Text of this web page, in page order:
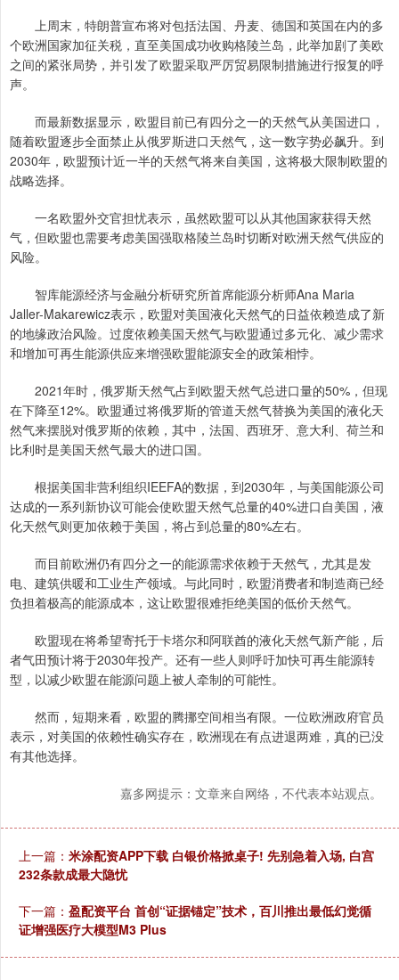
上周末，特朗普宣布将对包括法国、丹麦、德国和英国在内的多
个欧洲国家加征关税，直至美国成功收购格陵兰岛，此举加剧了美欧
之间的紧张局势，并引发了欧盟采取严厉贸易限制措施进行报复的呼
声。
而最新数据显示，欧盟目前已有四分之一的天然气从美国进口，
随着欧盟逐步全面禁止从俄罗斯进口天然气，这一数字势必飙升。到
2030年，欧盟预计近一半的天然气将来自美国，这将极大限制欧盟的
战略选择。
一名欧盟外交官担忧表示，虽然欧盟可以从其他国家获得天然
气，但欧盟也需要考虑美国强取格陵兰岛时切断对欧洲天然气供应的
风险。
智库能源经济与金融分析研究所首席能源分析师Ana Maria
Jaller-Makarewicz表示，欧盟对美国液化天然气的日益依赖造成了新
的地缘政治风险。过度依赖美国天然气与欧盟通过多元化、减少需求
和增加可再生能源供应来增强欧盟能源安全的政策相悖。
2021年时，俄罗斯天然气占到欧盟天然气总进口量的50%，但现
在下降至12%。欧盟通过将俄罗斯的管道天然气替换为美国的液化天
然气来摆脱对俄罗斯的依赖，其中，法国、西班牙、意大利、荷兰和
比利时是美国天然气最大的进口国。
根据美国非营利组织IEEFA的数据，到2030年，与美国能源公司
达成的一系列新协议可能会使欧盟天然气总量的40%进口自美国，液
化天然气则更加依赖于美国，将占到总量的80%左右。
而目前欧洲仍有四分之一的能源需求依赖于天然气，尤其是发
电、建筑供暖和工业生产领域。与此同时，欧盟消费者和制造商已经
负担着极高的能源成本，这让欧盟很难拒绝美国的低价天然气。
欧盟现在将希望寄托于卡塔尔和阿联酋的液化天然气新产能，后
者气田预计将于2030年投产。还有一些人则呼吁加快可再生能源转
型，以减少欧盟在能源问题上被人牵制的可能性。
然而，短期来看，欧盟的腾挪空间相当有限。一位欧洲政府官员
表示，对美国的依赖性确实存在，欧洲现在有点进退两难，真的已没
有其他选择。
嘉多网提示：文章来自网络，不代表本站观点。
上一篇： 米涂配资APP下载 白银价格掀桌子! 先别急着入场, 白宫
232条款成最大隐忧
下一篇： 盈配资平台 首创“证据锚定”技术，百川推出最低幻觉循
证增强医疗大模型M3 Plus